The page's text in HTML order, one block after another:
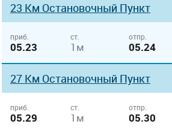
23 Км Остановочный Пункт
приб.
05.23
ст.
1м
отпр.
05.24
27 Км Остановочный Пункт
приб.
05.29
ст.
1м
отпр.
05.30